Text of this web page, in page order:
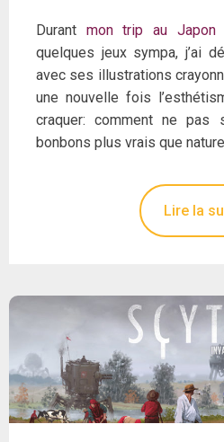
Durant mon trip au Japon
quelques jeux sympa, j’ai
avec ses illustrations
une nouvelle fois
craquer: comment ne pas
bonbons plus vrais que
Lire la